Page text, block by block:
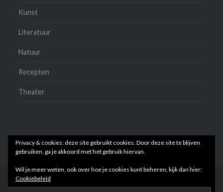
Kunst
Literatuur
Natuur
Recepten
Theater
Ondersteund door WordPress|Thema: Dyad door
Privacy & cookies: deze site gebruikt cookies. Door deze site te blijven
gebruiken, ga je akkoord met het gebruik hiervan.
Wil je meer weten, ook over hoe je cookies kunt beheren, kijk dan hier:
Cookiebeleid